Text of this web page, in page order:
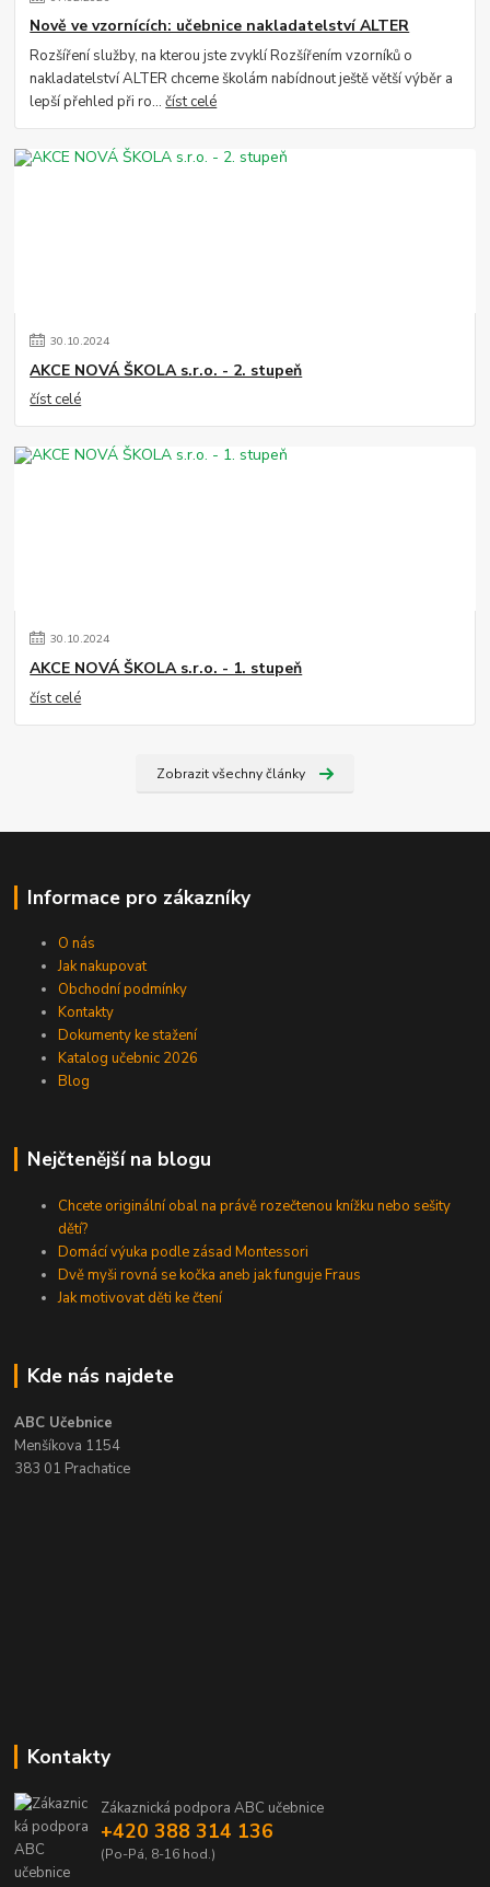
Nově ve vzornících: učebnice nakladatelství ALTER
Rozšíření služby, na kterou jste zvyklí Rozšířením vzorníků o
nakladatelství ALTER chceme školám nabídnout ještě větší výběr a
lepší přehled při ro...číst celé
30.10.2024
AKCE NOVÁ ŠKOLA s.r.o. - 2. stupeň
číst celé
30.10.2024
AKCE NOVÁ ŠKOLA s.r.o. - 1. stupeň
číst celé
Zobrazit všechny články
Informace pro zákazníky
O nás
Jak nakupovat
Obchodní podmínky
Kontakty
Dokumenty ke stažení
Katalog učebnic 2026
Blog
Nejčtenější na blogu
Chcete originální obal na právě rozečtenou knížku nebo sešity
dětí?
Domácí výuka podle zásad Montessori
Dvě myši rovná se kočka aneb jak funguje Fraus
Jak motivovat děti ke čtení
Kde nás najdete
ABC Učebnice
Menšíkova 1154
383 01 Prachatice
Kontakty
Zákaznická podpora ABC učebnice
+420 388 314 136
(Po-Pá, 8-16 hod.)